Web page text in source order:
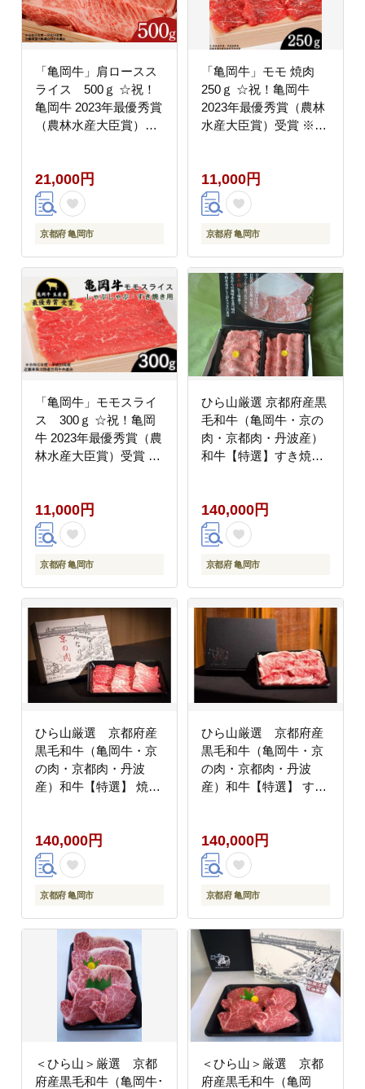
「亀岡牛」肩ロースス
ライス 500ｇ ☆祝！
亀岡牛 2023年最優秀賞
（農林水産大臣賞）受
焼き≫ ※北海道・沖
縄・離島への配送不可
21,000円
京都府 亀岡市
「亀岡牛」モモ 焼肉
250ｇ ☆祝！亀岡牛
2023年最優秀賞（農林
水産大臣賞）受賞 ※北
11,000円
京都府 亀岡市
「亀岡牛」モモスライ
ス 300ｇ ☆祝！亀岡
牛 2023年最優秀賞（農
林水産大臣賞）受賞 ※
11,000円
京都府 亀岡市
ひら山厳選 京都府産黒
毛和牛（亀岡牛・京の
肉・京都肉・丹波産）
和牛【特選】すき焼き
140,000円
京都府 亀岡市
ひら山厳選 京都府産
黒毛和牛（亀岡牛・京
の肉・京都肉・丹波
産）和牛【特選】 焼肉
140,000円
京都府 亀岡市
ひら山厳選 京都府産
黒毛和牛（亀岡牛・京
の肉・京都肉・丹波
産）和牛【特選】 すき
140,000円
京都府 亀岡市
＜ひら山＞厳選 京都
府産黒毛和牛（亀岡牛･
＜ひら山＞厳選 京都
府産黒毛和牛（亀岡